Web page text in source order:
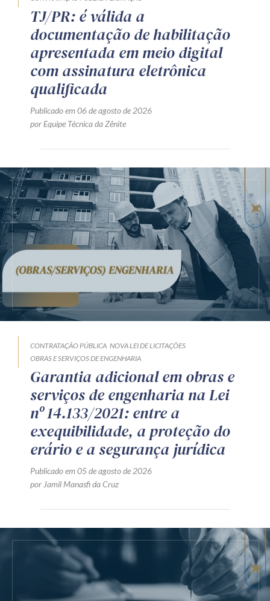
TJ/PR: é válida a
documentação de habilitação
apresentada em meio digital
com assinatura eletrônica
qualificada
Publicado em 06 de agosto de 2026
por Equipe Técnica da Zênite
CONTRATAÇÃO PÚBLICA NOVA LEI DE LICITAÇÕES
OBRAS E SERVIÇOS DE ENGENHARIA
Garantia adicional em obras e
serviços de engenharia na Lei
nº 14.133/2021: entre a
exequibilidade, a proteção do
erário e a segurança jurídica
Publicado em 05 de agosto de 2026
por Jamil Manasfi da Cruz